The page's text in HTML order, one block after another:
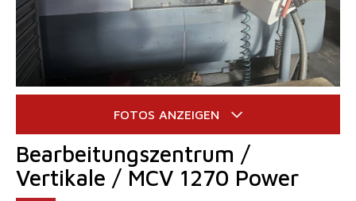
Bearbeitungszentrum /
Vertikale / MCV 1270 Power